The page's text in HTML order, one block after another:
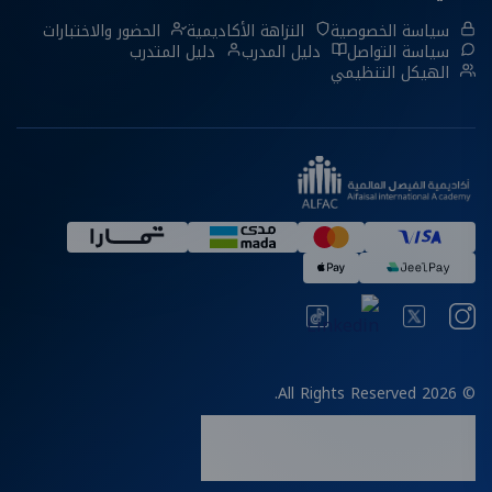
سياسة الخصوصية النزاهة الأكاديمية الحضور والاختبارات
سياسة التواصل دليل المدرب دليل المتدرب
الهيكل التنظيمي
© 2026 All Rights Reserved.